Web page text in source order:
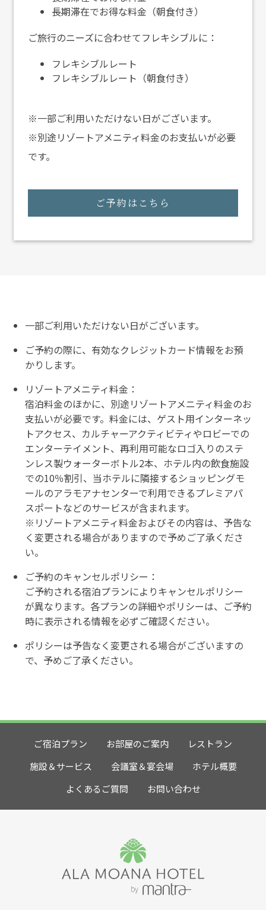
長期滞在でお得な料金（朝食付き）
ご旅行のニーズに合わせてフレキシブルに：
フレキシブルレート
フレキシブルレート（朝食付き）
※一部ご利用いただけない日がございます。
※別途リゾートアメニティ料金のお支払いが必要
です。
ご予約はこちら
一部ご利用いただけない日がございます。
ご予約の際に、有効なクレジットカード情報をお預
かりします。
リゾートアメニティ料金：
宿泊料金のほかに、別途リゾートアメニティ料金のお
支払いが必要です。料金には、ゲスト用インターネッ
トアクセス、カルチャーアクティビティやロビーでの
エンターテイメント、再利用可能なロゴ入りのステ
ンレス製ウォーターボトル2本、ホテル内の飲食施設
での10％割引、当ホテルに隣接するショッピングモ
ールのアラモアナセンターで利用できるプレミアパ
スポートなどのサービスが含まれます。
※リゾートアメニティ料金およびその内容は、予告な
く変更される場合がありますので予めご了承くださ
い。
ご予約のキャンセルポリシー：
ご予約される宿泊プランによりキャンセルポリシー
が異なります。各プランの詳細やポリシーは、ご予約
時に表示される情報を必ずご確認ください。
ポリシーは予告なく変更される場合がございますの
で、予めご了承ください。
ご宿泊プラン お部屋のご案内
レストラン
施設＆サービス
会議室＆宴会場
ホテル概要
よくあるご質問
お問い合わせ